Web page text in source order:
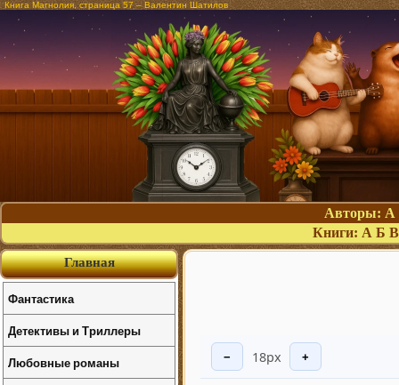
Книга Магнолия, страница 57 – Валентин Шатилов
Авторы: А
Книги: А Б В
− 18px +
Главная
Фантастика
Детективы и Триллеры
Любовные романы